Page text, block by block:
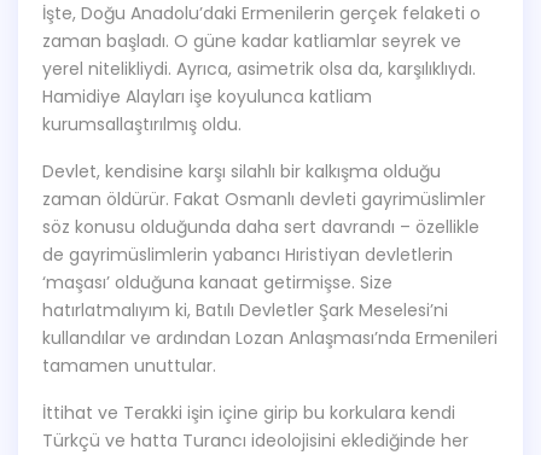
İşte, Doğu Anadolu’daki Ermenilerin gerçek felaketi o
zaman başladı. O güne kadar katliamlar seyrek ve
yerel nitelikliydi. Ayrıca, asimetrik olsa da, karşılıklıydı.
Hamidiye Alayları işe koyulunca katliam
kurumsallaştırılmış oldu.
Devlet, kendisine karşı silahlı bir kalkışma olduğu
zaman öldürür. Fakat Osmanlı devleti gayrimüslimler
söz konusu olduğunda daha sert davrandı – özellikle
de gayrimüslimlerin yabancı Hıristiyan devletlerin
‘maşası’ olduğuna kanaat getirmişse. Size
hatırlatmalıyım ki, Batılı Devletler Şark Meselesi’ni
kullandılar ve ardından Lozan Anlaşması’nda Ermenileri
tamamen unuttular.
İttihat ve Terakki işin içine girip bu korkulara kendi
Türkçü ve hatta Turancı ideolojisini eklediğinde her